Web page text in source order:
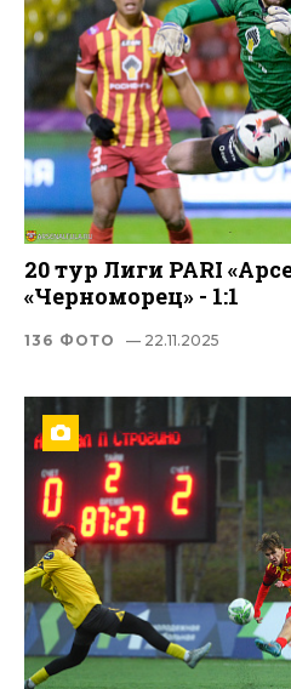
20 тур Лиги PARI
«Черноморец» - 1:1
136 ФОТО — 22.11.2025